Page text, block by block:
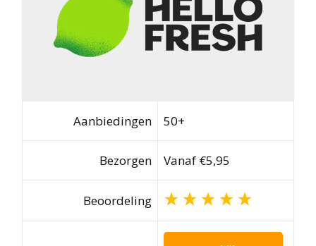
Aanbiedingen 50+
Bezorgen Vanaf €5,95
Beoordeling